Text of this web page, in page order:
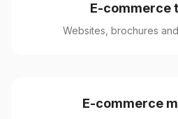
E-commerce
Websites, brochures
E-commerce